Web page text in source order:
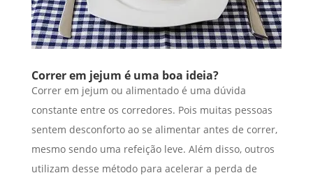
Correr em jejum é uma boa ideia?
Correr em jejum ou alimentado é uma dúvida
constante entre os corredores. Pois muitas pessoas
sentem desconforto ao se alimentar antes de correr,
mesmo sendo uma refeição leve. Além disso, outros
utilizam desse método para acelerar a perda de